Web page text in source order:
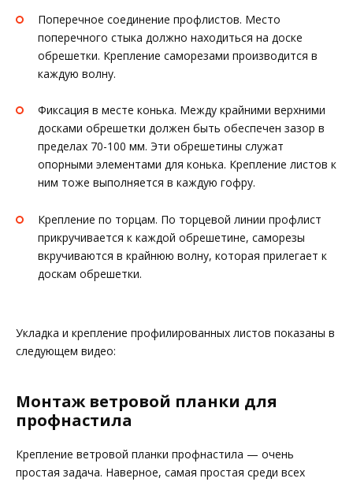
Поперечное соединение профлистов. Место
поперечного стыка должно находиться на доске
обрешетки. Крепление саморезами производится в
каждую волну.
Фиксация в месте конька. Между крайними верхними
досками обрешетки должен быть обеспечен зазор в
пределах 70-100 мм. Эти обрешетины служат
опорными элементами для конька. Крепление листов к
ним тоже выполняется в каждую гофру.
Крепление по торцам. По торцевой линии профлист
прикручивается к каждой обрешетине, саморезы
вкручиваются в крайнюю волну, которая прилегает к
доскам обрешетки.
Укладка и крепление профилированных листов показаны в
следующем видео:
Монтаж ветровой планки для
профнастила
Крепление ветровой планки профнастила — очень
простая задача. Наверное, самая простая среди всех